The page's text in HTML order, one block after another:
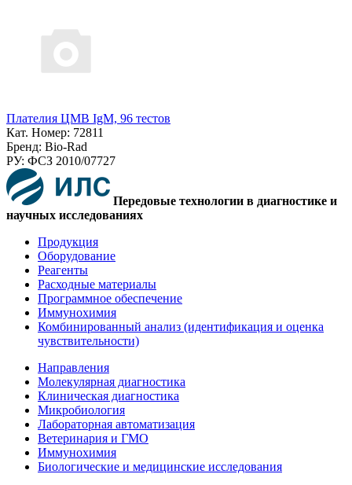
Плателия ЦМВ IgM, 96 тестов
Кат. Номер: 72811
Бренд: Bio-Rad
РУ: ФСЗ 2010/07727
Передовые технологии в диагностике и
научных исследованиях
Продукция
Оборудование
Реагенты
Расходные материалы
Программное обеспечение
Иммунохимия
Комбинированный анализ (идентификация и оценка
чувствительности)
Направления
Молекулярная диагностика
Клиническая диагностика
Микробиология
Лабораторная автоматизация
Ветеринария и ГМО
Иммунохимия
Биологические и медицинские исследования